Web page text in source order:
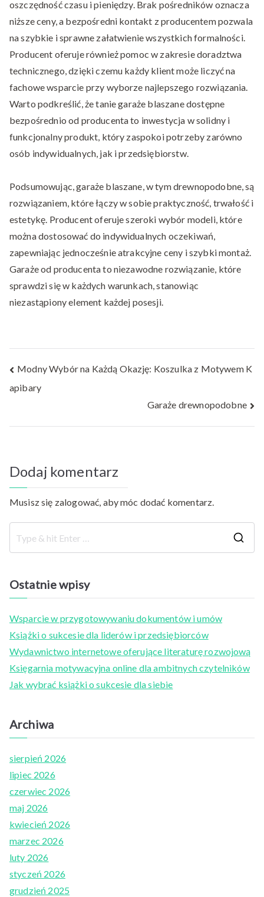
oszczędność czasu i pieniędzy. Brak pośredników oznacza
niższe ceny, a bezpośredni kontakt z producentem pozwala
na szybkie i sprawne załatwienie wszystkich formalności.
Producent oferuje również pomoc w zakresie doradztwa
technicznego, dzięki czemu każdy klient może liczyć na
fachowe wsparcie przy wyborze najlepszego rozwiązania.
Warto podkreślić, że tanie garaże blaszane dostępne
bezpośrednio od producenta to inwestycja w solidny i
funkcjonalny produkt, który zaspokoi potrzeby zarówno
osób indywidualnych, jak i przedsiębiorstw.
Podsumowując, garaże blaszane, w tym drewnopodobne, są
rozwiązaniem, które łączy w sobie praktyczność, trwałość i
estetykę. Producent oferuje szeroki wybór modeli, które
można dostosować do indywidualnych oczekiwań,
zapewniając jednocześnie atrakcyjne ceny i szybki montaż.
Garaże od producenta to niezawodne rozwiązanie, które
sprawdzi się w każdych warunkach, stanowiąc
niezastąpiony element każdej posesji.
Nawigacja
wpisu
Modny Wybór na Każdą Okazję: Koszulka z Motywem K
apibary
Garaże drewnopodobne
Dodaj komentarz
Musisz się zalogować, aby móc dodać komentarz.
Ostatnie wpisy
Wsparcie w przygotowywaniu dokumentów i umów
Książki o sukcesie dla liderów i przedsiębiorców
Wydawnictwo internetowe oferujące literaturę rozwojową
Księgarnia motywacyjna online dla ambitnych czytelników
Jak wybrać książki o sukcesie dla siebie
Archiwa
sierpień 2026
lipiec 2026
czerwiec 2026
maj 2026
kwiecień 2026
marzec 2026
luty 2026
styczeń 2026
grudzień 2025